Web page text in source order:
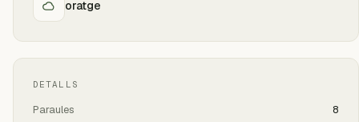
oratge
DETALLS
Paraules 8